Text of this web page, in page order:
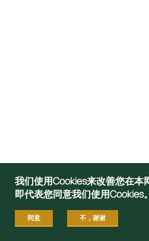
我们使用Cookies来改善您在
即代表您同意我们使用Cookies。
同意 不，谢谢